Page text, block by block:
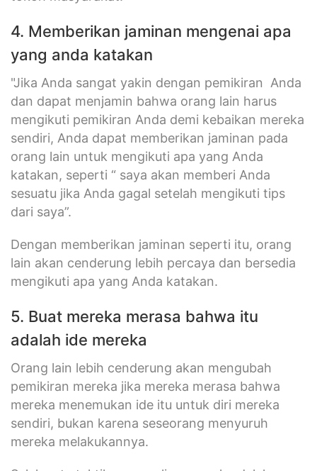
4. Memberikan jaminan mengenai apa
yang anda katakan
"Jika Anda sangat yakin dengan pemikiran Anda
dan dapat menjamin bahwa orang lain harus
mengikuti pemikiran Anda demi kebaikan mereka
sendiri, Anda dapat memberikan jaminan pada
orang lain untuk mengikuti apa yang Anda
katakan, seperti “ saya akan memberi Anda
sesuatu jika Anda gagal setelah mengikuti tips
dari saya”.
Dengan memberikan jaminan seperti itu, orang
lain akan cenderung lebih percaya dan bersedia
mengikuti apa yang Anda katakan.
5. Buat mereka merasa bahwa itu
adalah ide mereka
Orang lain lebih cenderung akan mengubah
pemikiran mereka jika mereka merasa bahwa
mereka menemukan ide itu untuk diri mereka
sendiri, bukan karena seseorang menyuruh
mereka melakukannya.